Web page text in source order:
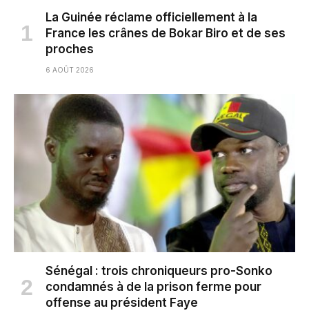
La Guinée réclame officiellement à la
France les crânes de Bokar Biro et de ses
proches
6 AOÛT 2026
Sénégal : trois chroniqueurs pro-Sonko
condamnés à de la prison ferme pour
offense au président Faye